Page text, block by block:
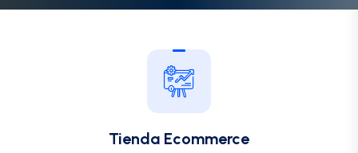
Tienda Ecommerce